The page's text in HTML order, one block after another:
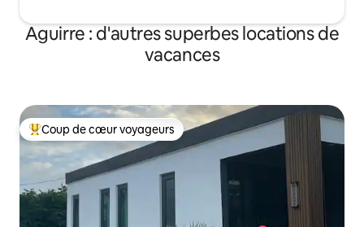
Aguirre : d'autres superbes locations de
vacances
Coups de cœur voyageurs les plus appréciés
Coup de cœur voyageurs